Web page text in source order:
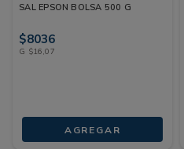
SAL EPSON BOLSA 500 G
$8036
G $16,07
AGREGAR